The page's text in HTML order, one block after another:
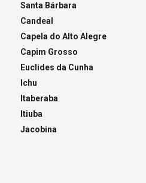
Santa Bárbara
Candeal
Capela do Alto Alegre
Capim Grosso
Euclides da Cunha
Ichu
Itaberaba
Itiuba
Jacobina